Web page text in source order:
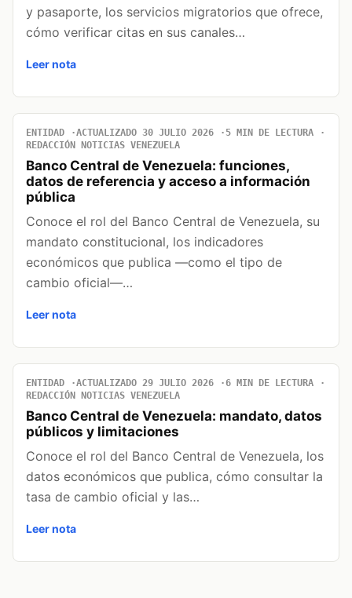
y pasaporte, los servicios migratorios que ofrece,
cómo verificar citas en sus canales…
Leer nota
ENTIDAD ACTUALIZADO 30 JULIO 2026
5 MIN DE LECTURA
REDACCIÓN NOTICIAS VENEZUELA
Banco Central de Venezuela: funciones,
datos de referencia y acceso a información
pública
Conoce el rol del Banco Central de Venezuela, su
mandato constitucional, los indicadores
económicos que publica —como el tipo de
cambio oficial—…
Leer nota
ENTIDAD ACTUALIZADO 29 JULIO 2026
6 MIN DE LECTURA
REDACCIÓN NOTICIAS VENEZUELA
Banco Central de Venezuela: mandato, datos
públicos y limitaciones
Conoce el rol del Banco Central de Venezuela, los
datos económicos que publica, cómo consultar la
tasa de cambio oficial y las…
Leer nota